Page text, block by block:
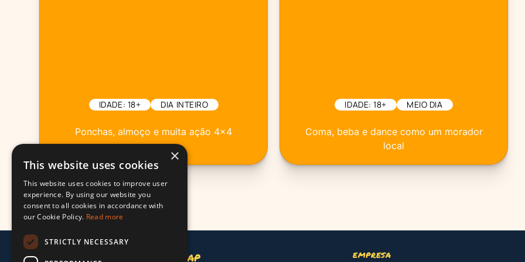
IDADE: 18+ DIA INTEIRO
Ponchas, almoço e muita ação 4x4
IDADE: 18+ MEIO DIA
Coma, beba e dance como um morador
local
Madeira Island Map EMPRESA
×
This website uses cookies
This website uses cookies to improve user
experience. By using our website you
consent to all cookies in accordance with
our Cookie Policy. Read more
STRICTLY NECESSARY